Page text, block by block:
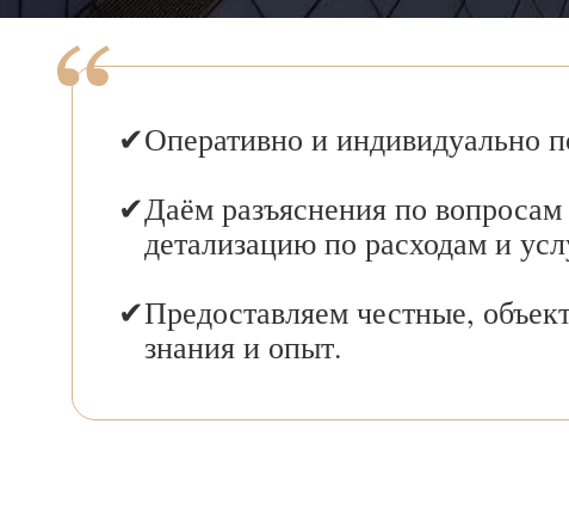
Оперативно и индивидуально
Даём разъяснения по
детализацию по расходам и
Предоставляем честные,
знания и опыт.